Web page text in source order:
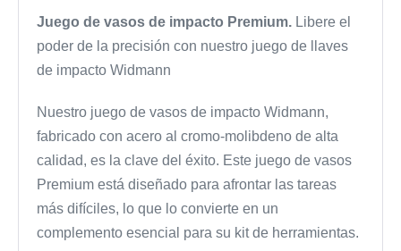
Juego de vasos de impacto Premium. Libere el
poder de la precisión con nuestro juego de llaves
de impacto Widmann
Nuestro juego de vasos de impacto Widmann,
fabricado con acero al cromo-molibdeno de alta
calidad, es la clave del éxito. Este juego de vasos
Premium está diseñado para afrontar las tareas
más difíciles, lo que lo convierte en un
complemento esencial para su kit de herramientas.